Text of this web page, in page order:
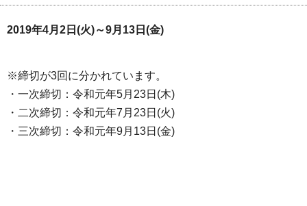
2019年4月2日(火)～9月13日(金)
※締切が3回に分かれています。
・一次締切：令和元年5月23日(木)
・二次締切：令和元年7月23日(火)
・三次締切：令和元年9月13日(金)